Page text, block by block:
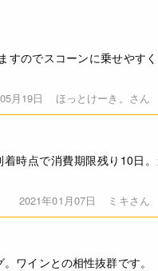
すのでスコーンに乗せやす
月19日 ほっとけーき。さん
時点で消費期限残り10日
2021年01月07日 ミキさん
ワインとの相性抜群です。